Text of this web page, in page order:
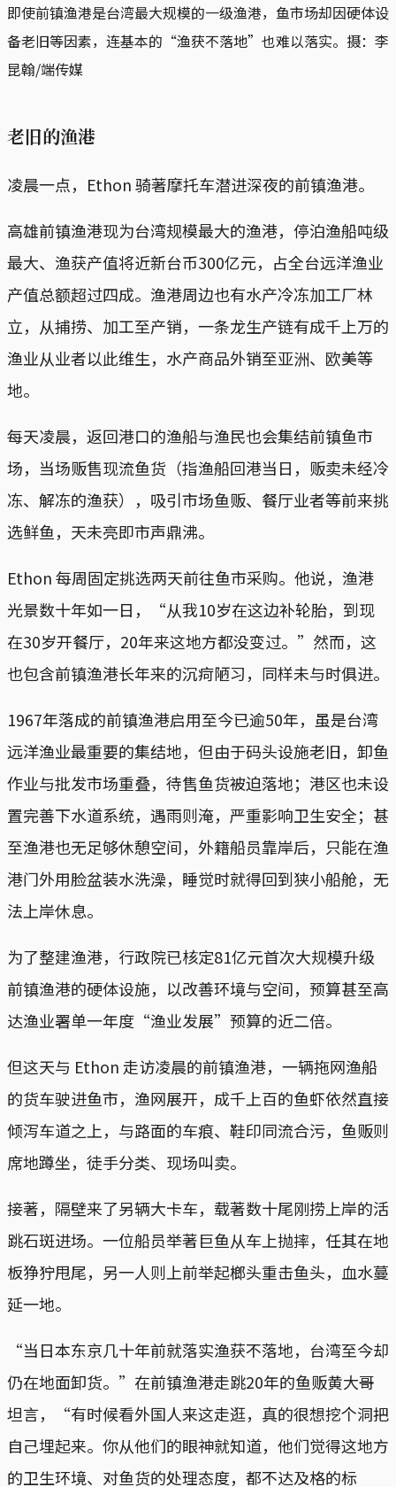
即使前镇渔港是台湾最大规模的一级渔港，鱼市场却因硬体设
备老旧等因素，连基本的“渔获不落地”也难以落实。摄：李
昆翰/端传媒
老旧的渔港
凌晨一点，Ethon 骑著摩托车潜进深夜的前镇渔港。
高雄前镇渔港现为台湾规模最大的渔港，停泊渔船吨级
最大、渔获产值将近新台币300亿元，占全台远洋渔业
产值总额超过四成。渔港周边也有水产冷冻加工厂林
立，从捕捞、加工至产销，一条龙生产链有成千上万的
渔业从业者以此维生，水产商品外销至亚洲、欧美等
地。
每天凌晨，返回港口的渔船与渔民也会集结前镇鱼市
场，当场贩售现流鱼货（指渔船回港当日，贩卖未经冷
冻、解冻的渔获），吸引市场鱼贩、餐厅业者等前来挑
选鲜鱼，天未亮即市声鼎沸。
Ethon 每周固定挑选两天前往鱼市采购。他说，渔港
光景数十年如一日，“从我10岁在这边补轮胎，到现
在30岁开餐厅，20年来这地方都没变过。”然而，这
也包含前镇渔港长年来的沉疴陋习，同样未与时俱进。
1967年落成的前镇渔港启用至今已逾50年，虽是台湾
远洋渔业最重要的集结地，但由于码头设施老旧，卸鱼
作业与批发市场重叠，待售鱼货被迫落地；港区也未设
置完善下水道系统，遇雨则淹，严重影响卫生安全；甚
至渔港也无足够休憩空间，外籍船员靠岸后，只能在渔
港门外用脸盆装水洗澡，睡觉时就得回到狭小船舱，无
法上岸休息。
为了整建渔港，行政院已核定81亿元首次大规模升级
前镇渔港的硬体设施，以改善环境与空间，预算甚至高
达渔业署单一年度“渔业发展”预算的近二倍。
但这天与 Ethon 走访凌晨的前镇渔港，一辆拖网渔船
的货车驶进鱼市，渔网展开，成千上百的鱼虾依然直接
倾泻车道之上，与路面的车痕、鞋印同流合污，鱼贩则
席地蹲坐，徒手分类、现场叫卖。
接著，隔壁来了另辆大卡车，载著数十尾刚捞上岸的活
跳石斑进场。一位船员举著巨鱼从车上抛摔，任其在地
板狰狞甩尾，另一人则上前举起榔头重击鱼头，血水蔓
延一地。
“当日本东京几十年前就落实渔获不落地，台湾至今却
仍在地面卸货。”在前镇渔港走跳20年的鱼贩黄大哥
坦言，“有时候看外国人来这走逛，真的很想挖个洞把
自己埋起来。你从他们的眼神就知道，他们觉得这地方
的卫生环境、对鱼货的处理态度，都不达及格的标